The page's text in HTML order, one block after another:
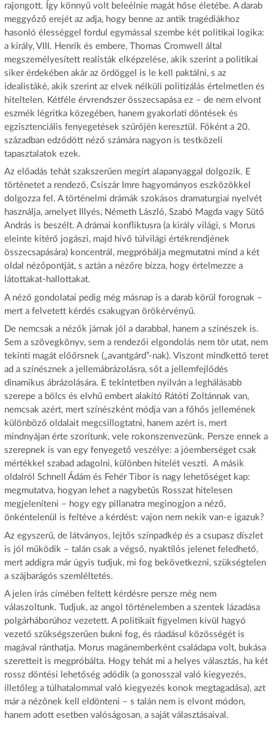
rajongott. Így könnyű volt beleélnie magát hőse életébe. A darab
meggyőző erejét az adja, hogy benne az antik tragédiákhoz
hasonló élességgel fordul egymással szembe két politikai logika:
a király, VIII. Henrik és embere, Thomas Cromwell által
megszemélyesített realisták elképzelése, akik szerint a politikai
siker érdekében akár az ördöggel is le kell paktálni, s az
idealistáké, akik szerint az elvek nélküli politizálás értelmetlen és
hiteltelen. Kétféle érvrendszer összecsapása ez – de nem elvont
eszmék légritka közegében, hanem gyakorlati döntések és
egzisztenciális fenyegetések szűrőjén keresztül. Főként a 20.
században edződött néző számára nagyon is testközeli
tapasztalatok ezek.
Az előadás tehát szakszerűen megírt alapanyaggal dolgozik. E
történetet a rendező, Csiszár Imre hagyományos eszközökkel
dolgozza fel. A történelmi drámák szokásos dramaturgiai nyelvét
használja, amelyet Illyés, Németh László, Szabó Magda vagy Sütő
András is beszélt. A drámai konfliktusra (a király világi, s Morus
eleinte kitérő jogászi, majd hívő túlvilági értékrendjének
összecsapására) koncentrál, megpróbálja megmutatni mind a két
oldal nézőpontját, s aztán a nézőre bízza, hogy értelmezze a
látottakat-hallottakat.
A néző gondolatai pedig még másnap is a darab körül forognak –
mert a felvetett kérdés csakugyan örökérvényű.
De nemcsak a nézők járnak jól a darabbal, hanem a színészek is.
Sem a szövegkönyv, sem a rendezői elgondolás nem tör utat, nem
tekinti magát előőrsnek („avantgárd”-nak). Viszont mindkettő teret
ad a színésznek a jellemábrázolásra, sőt a jellemfejlődés
dinamikus ábrázolására. E tekintetben nyilván a leghálásabb
szerepe a bölcs és elvhű embert alakító Rátóti Zoltánnak van,
nemcsak azért, mert színészként módja van a főhős jellemének
különböző oldalait megcsillogtatni, hanem azért is, mert
mindnyájan érte szorítunk, vele rokonszenvezünk. Persze ennek a
szerepnek is van egy fenyegető veszélye: a jóemberséget csak
mértékkel szabad adagolni, különben hitelét veszti. A másik
oldalról Schnell Ádám és Fehér Tibor is nagy lehetőséget kap:
megmutatva, hogyan lehet a nagybetűs Rosszat hitelesen
megjeleníteni – hogy egy pillanatra meginogjon a néző,
önkéntelenül is feltéve a kérdést: vajon nem nekik van-e igazuk?
Az egyszerű, de látványos, lejtős színpadkép és a csupasz díszlet
is jól működik – talán csak a végső, nyaktilós jelenet feledhető,
mert addigra már úgyis tudjuk, mi fog bekövetkezni, szükségtelen
a szájbarágós szemléltetés.
A jelen írás címében feltett kérdésre persze még nem
válaszoltunk. Tudjuk, az angol történelemben a szentek lázadása
polgárháborúhoz vezetett. A politikait figyelmen kívül hagyó
vezető szükségszerűen bukni fog, és ráadásul közösségét is
magával ránthatja. Morus magánemberként családapa volt, bukása
szeretteit is megpróbálta. Hogy tehát mi a helyes választás, ha két
rossz döntési lehetőség adódik (a gonosszal való kiegyezés,
illetőleg a túlhatalommal való kiegyezés konok megtagadása), azt
már a nézőnek kell eldönteni – s talán nem is elvont módon,
hanem adott esetben valóságosan, a saját választásaival.